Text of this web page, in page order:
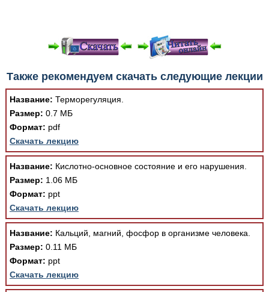
При просмотре в режиме "Читать онлайн" возможны
различные ошибки отображения документа в результате
отсутствия поддержки Вашим браузером шрифтов и
изменения размеров исходных шаблонов. При
скачивании документа данная ошибка устраняется Вашим
программным обеспечением автоматически.
Также рекомендуем скачать следующие лекции
Название: Терморегуляция.
Размер: 0.7 МБ
Формат: pdf
Скачать лекцию
Название: Кислотно-основное состояние и его нарушения.
Размер: 1.06 МБ
Формат: ppt
Скачать лекцию
Название: Кальций, магний, фосфор в организме человека.
Размер: 0.11 МБ
Формат: ppt
Скачать лекцию